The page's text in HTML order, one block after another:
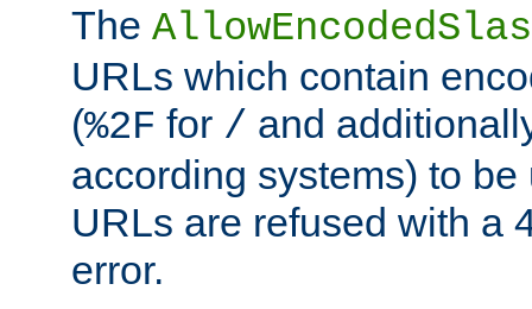
The
URLs which contain
(%2F for / and
according systems) to
URLs are refused with a
error.